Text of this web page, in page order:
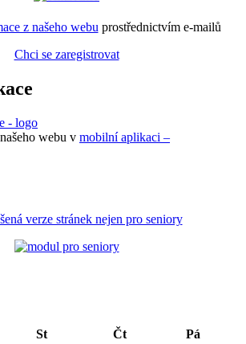
z našeho webu prostřednictvím e-mailů
Chci se zaregistrovat
webu v mobilní aplikaci –
verze stránek nejen pro seniory
St Čt Pá